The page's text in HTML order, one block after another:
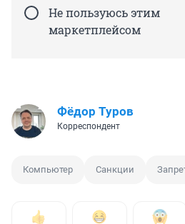
Не пользуюсь этим
маркетплейсом
Фёдор Туров
Корреспондент
Компьютер Санкции